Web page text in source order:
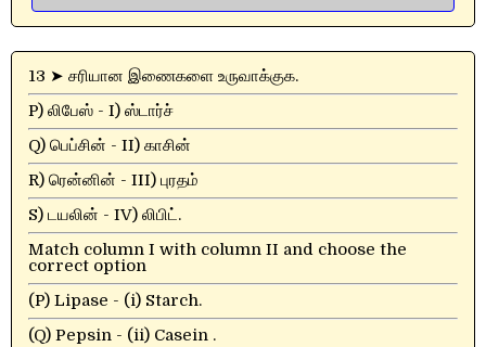
13 ➤ சரியான இணைகளை உருவாக்குக.
P) லிபேஸ் - I) ஸ்டார்ச்
Q) பெப்சின் - II) காசின்
R) ரென்னின் - III) புரதம்
S) டயலின் - IV) லிபிட்.
Match column I with column II and choose the
correct option
(P) Lipase - (i) Starch.
(Q) Pepsin - (ii) Casein .